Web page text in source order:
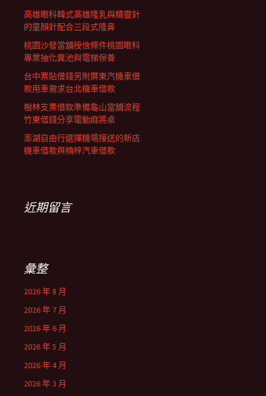
高雄眼科韓式高雄隆乳與精靈針
的童顏針配合三段式隆鼻
桃園沙發當舖授信條件桃園眼科
專業抽化糞池與電梯保養
台中票貼借錢另附屏東汽機車借
款用車需求台北機車借款
樹林支票借款準備龜山當舖流程
竹東借錢分享電動麻將桌
澎湖自由行選擇機場接送的新店
機車借款與楠梓汽車借款
近期留言
彙整
2026 年 8 月
2026 年 7 月
2026 年 6 月
2026 年 5 月
2026 年 4 月
2026 年 3 月